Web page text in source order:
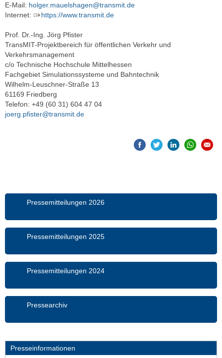
Pressemitteilungen 2026
Pressemitteilungen 2025
Pressemitteilungen 2024
Pressearchiv
Presseinformationen
E-Mail: holger.mauelshagen@transmit.de
Internet:
https://www.transmit.de
Prof. Dr.-Ing. Jörg Pfister
TransMIT-Projektbereich für öffentlichen Verkehr und
Verkehrsmanagement
c/o Technische Hochschule Mittelhessen
Fachgebiet Simulationssysteme und Bahntechnik
Wilhelm-Leuschner-Straße 13
61169 Friedberg
Telefon: +49 (60 31) 604 47 04
joerg.pfister@transmit.de